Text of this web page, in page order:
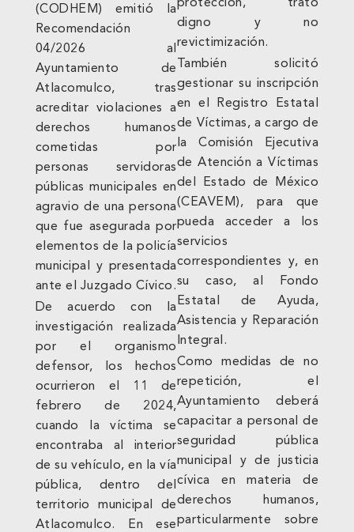
(CODHEM) emitió la
Recomendación
04/2026 al
Ayuntamiento de
Atlacomulco, tras
acreditar violaciones a
derechos humanos
cometidas por
personas servidoras
públicas municipales en
agravio de una persona
que fue asegurada por
elementos de la policía
municipal y presentada
ante el Juzgado Cívico.
De acuerdo con la
investigación realizada
por el organismo
defensor, los hechos
ocurrieron el 11 de
febrero de 2024,
cuando la víctima se
encontraba al interior
de su vehículo, en la vía
pública, dentro del
territorio municipal de
Atlacomulco. En ese
protección, trato
digno y no
revictimización.
También solicitó
gestionar su inscripción
en el Registro Estatal
de Víctimas, a cargo de
la Comisión Ejecutiva
de Atención a Víctimas
del Estado de México
(CEAVEM), para que
pueda acceder a los
servicios
correspondientes y, en
su caso, al Fondo
Estatal de Ayuda,
Asistencia y Reparación
Integral.
Como medidas de no
repetición, el
Ayuntamiento deberá
capacitar a personal de
seguridad pública
municipal y de justicia
cívica en materia de
derechos humanos,
particularmente sobre